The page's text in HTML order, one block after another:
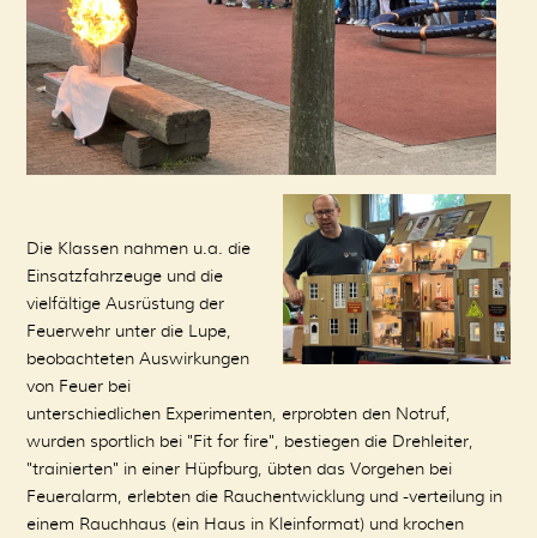
Die Klassen nahmen u.a. die
Einsatzfahrzeuge und die
vielfältige Ausrüstung der
Feuerwehr unter die Lupe,
beobachteten Auswirkungen
von Feuer bei
unterschiedlichen Experimenten, erprobten den Notruf,
wurden sportlich bei "Fit for fire", bestiegen die Drehleiter,
"trainierten" in einer Hüpfburg, übten das Vorgehen bei
Feueralarm, erlebten die Rauchentwicklung und -verteilung in
einem Rauchhaus (ein Haus in Kleinformat) und krochen